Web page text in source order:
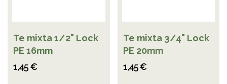
Te mixta 1/2" Lock
PE 16mm
1,45 €
Te mixta 3/4" Lock
PE 20mm
1,45 €